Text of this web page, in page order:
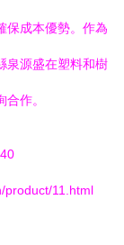
保成本優勢。作為
泉源盛在塑料和樹
作。
product/11.html